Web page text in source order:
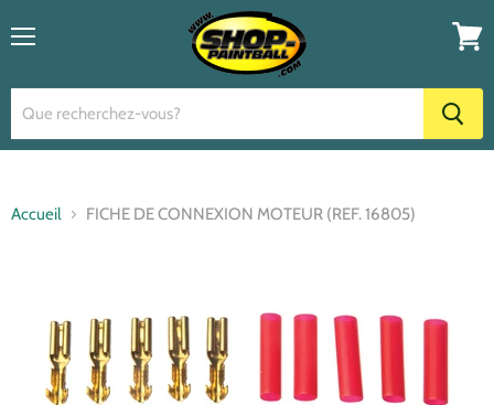
panier
Accueil FICHE DE CONNEXION MOTEUR (REF. 16805)